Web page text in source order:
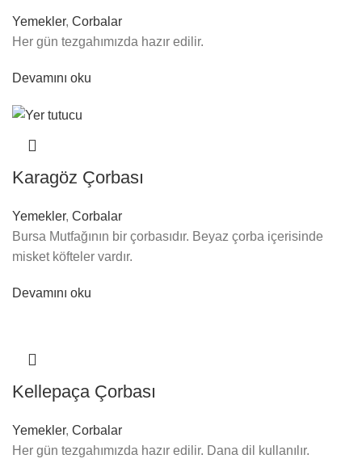
Yemekler, Corbalar
Her gün tezgahımızda hazır edilir.
Devamını oku
Karagöz Çorbası
Yemekler, Corbalar
Bursa Mutfağının bir çorbasıdır. Beyaz çorba içerisinde
misket köfteler vardır.
Devamını oku
Kellepaça Çorbası
Yemekler, Corbalar
Her gün tezgahımızda hazır edilir. Dana dil kullanılır.